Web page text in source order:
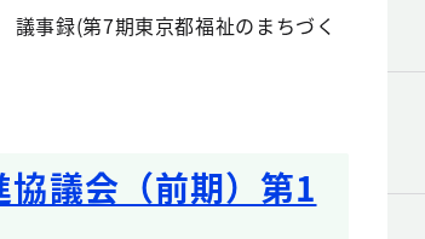
事録(第7期東京都福祉のまちづく
議会（前期）第1